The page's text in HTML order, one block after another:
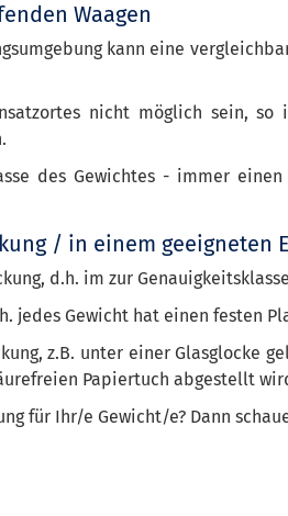
Waagen
kann eine
nicht möglich sein,
des Gewichtes - immer
/ in einem geeigneten
d.h. im zur
jedes Gewicht hat einen festen
z.B. unter einer Glasglocke
Papiertuch abgestellt
für Ihr/e Gewicht/e? Dann